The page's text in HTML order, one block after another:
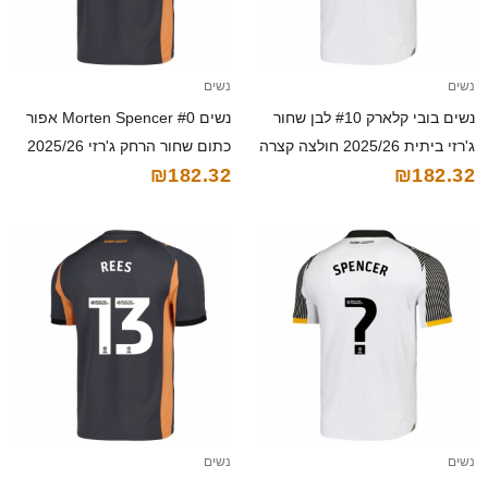
נשים
נשים בובי קלארק #10 לבן שחור
ג'רזי ביתית 2025/26 חולצה קצרה
₪182.32
נשים
נשים Morten Spencer #0 אפור
כתום שחור הרחק ג'רזי 2025/26
חולצה קצרה
₪182.32
נשים נשים